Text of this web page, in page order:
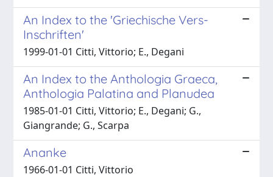
An Index to the 'Griechische Vers-
Inschriften'
1999-01-01 Citti, Vittorio; E., Degani
An Index to the Anthologia Graeca,
Anthologia Palatina and Planudea
1985-01-01 Citti, Vittorio; E., Degani; G.,
Giangrande; G., Scarpa
Ananke
1966-01-01 Citti, Vittorio